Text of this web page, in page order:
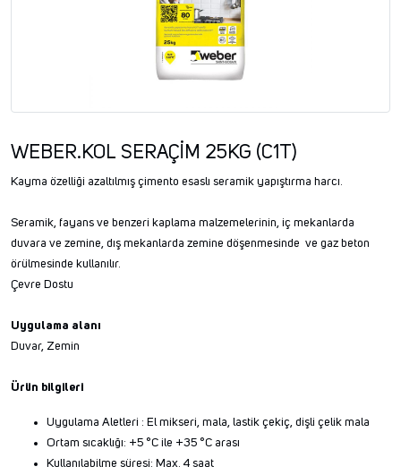
WEBER.KOL SERAÇİM 25KG (C1T)
Kayma özelliği azaltılmış çimento esaslı seramik yapıştırma harcı.
Seramik, fayans ve benzeri kaplama malzemelerinin, iç mekanlarda
duvara ve zemine, dış mekanlarda zemine döşenmesinde ve gaz beton
örülmesinde kullanılır.
Çevre Dostu
Uygulama alanı
Duvar, Zemin
Ürün bilgileri
Uygulama Aletleri : El mikseri, mala, lastik çekiç, dişli çelik mala
Ortam sıcaklığı: +5 °C ile +35 °C arası
Kullanılabilme süresi: Max. 4 saat